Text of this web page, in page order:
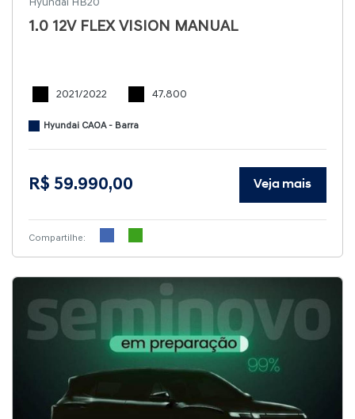
Hyundai HB20
1.0 12V FLEX VISION MANUAL
2021/2022 47.800
Hyundai CAOA - Barra
R$ 59.990,00 Veja mais
Compartilhe: